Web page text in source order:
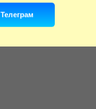
Телеграм